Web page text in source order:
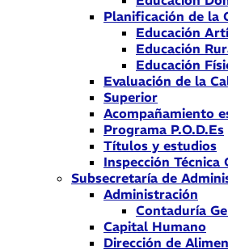
Planificación de la
Educación
Educación
Educación
Evaluación de la
Superior
Acompañamiento
Programa P.O.D.Es
Títulos y estudios
Inspección Técnica
Subsecretaría de
Administración
Contaduría
Capital Humano
Dirección de